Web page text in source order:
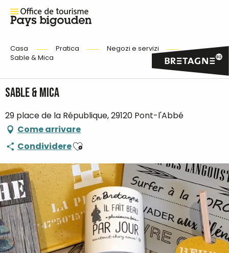
Casa Pratica
Negozi e servizi
Sable & Mica
Sable & Mica
29 place de la République, 29120 Pont-l'Abbé
Come arrivare
CondividereAjouter aux favoris